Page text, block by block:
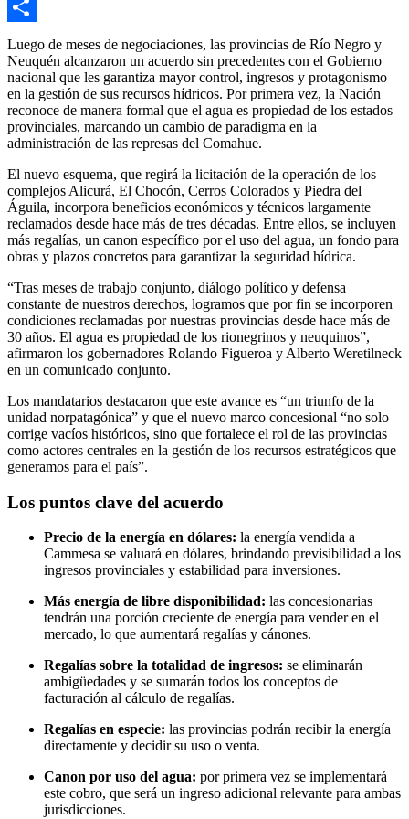
Email
Compartir
Luego de meses de negociaciones, las provincias de Río Negro y
Neuquén alcanzaron un acuerdo sin precedentes con el Gobierno
nacional que les garantiza mayor control, ingresos y protagonismo
en la gestión de sus recursos hídricos. Por primera vez, la Nación
reconoce de manera formal que el agua es propiedad de los estados
provinciales, marcando un cambio de paradigma en la
administración de las represas del Comahue.
El nuevo esquema, que regirá la licitación de la operación de los
complejos Alicurá, El Chocón, Cerros Colorados y Piedra del
Águila, incorpora beneficios económicos y técnicos largamente
reclamados desde hace más de tres décadas. Entre ellos, se incluyen
más regalías, un canon específico por el uso del agua, un fondo para
obras y plazos concretos para garantizar la seguridad hídrica.
“Tras meses de trabajo conjunto, diálogo político y defensa
constante de nuestros derechos, logramos que por fin se incorporen
condiciones reclamadas por nuestras provincias desde hace más de
30 años. El agua es propiedad de los rionegrinos y neuquinos”,
afirmaron los gobernadores Rolando Figueroa y Alberto Weretilneck
en un comunicado conjunto.
Los mandatarios destacaron que este avance es “un triunfo de la
unidad norpatagónica” y que el nuevo marco concesional “no solo
corrige vacíos históricos, sino que fortalece el rol de las provincias
como actores centrales en la gestión de los recursos estratégicos que
generamos para el país”.
Los puntos clave del acuerdo
Precio de la energía en dólares: la energía vendida a
Cammesa se valuará en dólares, brindando previsibilidad a los
ingresos provinciales y estabilidad para inversiones.
Más energía de libre disponibilidad: las concesionarias
tendrán una porción creciente de energía para vender en el
mercado, lo que aumentará regalías y cánones.
Regalías sobre la totalidad de ingresos: se eliminarán
ambigüedades y se sumarán todos los conceptos de
facturación al cálculo de regalías.
Regalías en especie: las provincias podrán recibir la energía
directamente y decidir su uso o venta.
Canon por uso del agua: por primera vez se implementará
este cobro, que será un ingreso adicional relevante para ambas
jurisdicciones.